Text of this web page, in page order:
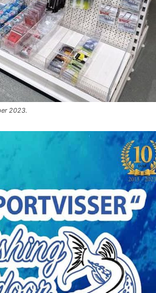
2023.